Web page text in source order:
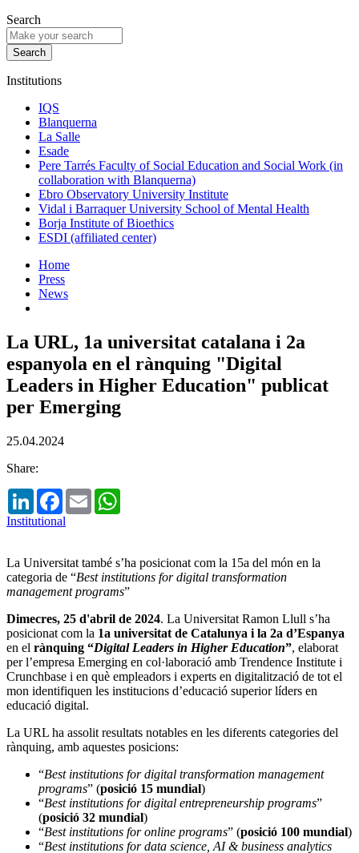
Search
Institutions
IQS
Blanquerna
La Salle
Esade
Pere Tarrés Faculty of Social Education and Social Work (in
collaboration with Blanquerna)
Ebro Observatory University Institute
Vidal i Barraquer University School of Mental Health
Borja Institute of Bioethics
ESDI (affiliated center)
Home
Press
News
La URL, 1a universitat catalana i 2a
espanyola en el rànquing "Digital
Leaders in Higher Education" publicat
per Emerging
25.04.2024
Share:
LinkedInFacebook
Email
Institutional
La Universitat també s’ha posicionat com la 15a del món en la
categoria de “Best institutions for digital transformation
management programs”
Dimecres, 25 d'abril de 2024. La Universitat Ramon Llull s’ha
posicionat com la 1a universitat de Catalunya i la 2a d’Espanya
en el rànquing “Digital Leaders in Higher Education”, elaborat
per l’empresa Emerging en col·laboració amb Trendence Institute i
Crunchbase i en què empleadors i experts en digitalització de tot el
mon identifiquen les institucions d’educació superior líders en
educació digital.
La URL ha assolit resultats notables en les diferents categories del
rànquing, amb aquestes posicions:
“Best institutions for digital transformation management
programs” (posició 15 mundial)
“Best institutions for digital entrepreneurship programs”
(posició 32 mundial)
“Best institutions for online programs” (posició 100 mundial)
“Best institutions for data science, AI & business analytics